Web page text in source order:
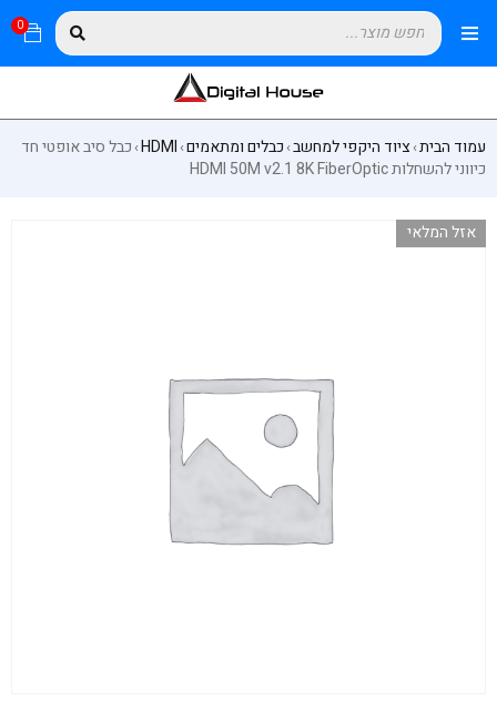
0
עמוד הבית›ציוד היקפי למחשב›כבלים ומתאמים›
HDMI
›כבל סיב אופטי חד
כיווני להשחלות HDMI 50M v2.1 8K FiberOptic
אזל המלאי